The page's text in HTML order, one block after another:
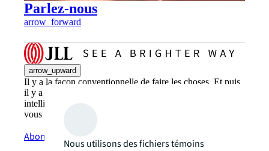
Parlez-nous
arrow_forward
arrow_upward
Il y a la façon conventionnelle de faire les choses. Et puis,
il y a la façon JLL. Une manière plus innovante,
intelligente et humaine. Découvrez comment vous pouvez
vous diriger vers un avenir lumineux avec JLL.
Abonnez-vous maintenant
Nous utilisons des fichiers témoins